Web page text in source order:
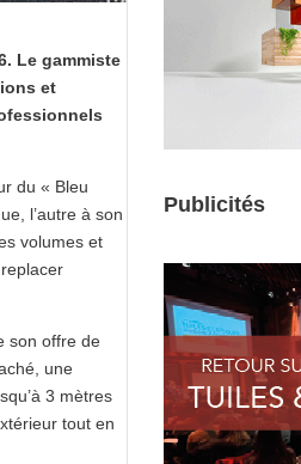
Le gammiste
et
du « Bleu
l’autre à son
volumes et
son offre de
une
3 mètres
tout en
Publicités